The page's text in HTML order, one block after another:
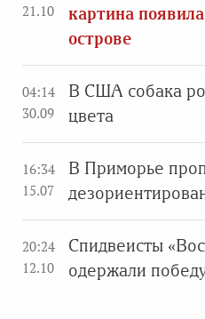
21.10
картина
острове
04:14
30.09
В США собака
цвета
16:34
15.07
В Приморье
20:24
12.10
Спидвеисты
одержали